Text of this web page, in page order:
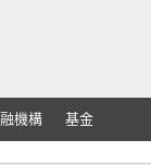
機構 基金